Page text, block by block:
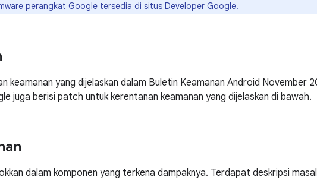
perangkat Google tersedia di situs Developer Google.
keamanan yang dijelaskan dalam Buletin Keamanan Android November
juga berisi patch untuk kerentanan keamanan yang dijelaskan di bawah.
dalam komponen yang terkena dampaknya. Terdapat deskripsi